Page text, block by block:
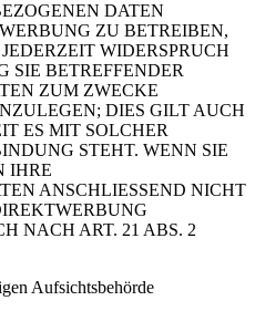
DATEN
ZU BETREIBEN,
WIDERSPRUCH
SIE BETREFFENDER
ZUM ZWECKE
DIES GILT AUCH
ES MIT SOLCHER
STEHT. WENN SIE
IHRE
ANSCHLIESSEND NICHT
NACH ART. 21 ABS. 2
Aufsichtsbehörde